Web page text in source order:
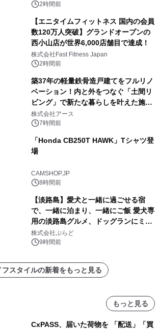
2時間前
【エニタイムフィットネス 国内の会員
数120万人突破】グランドオープンの
西小山店が世界6,000店舗目で達成！
株式会社Fast Fitness Japan
2時間前
築37年の軽量鉄骨造戸建てをフルリノ
ベーション！内と外をつなぐ「土間リ
ビング」で新たな暮らしを叶えた施工
事例を株式会社アースが公開
株式会社アース
7時間前
「Honda CB250T HAWK」Tシャツ登
場
CAMSHOP.JP
8時間前
【淡路島】愛犬と一緒に過ごせる宿
で、一緒に泊まり、一緒にご飯 愛犬専
用の淡路島グルメ、ドッグランにミニ
プール グランピングとトレーラーハウ
スの2施設で
株式会社ぷらど
9時間前
フスタイルの新着をもっと見る
もっと見る
CxPASS、届いた荷物を 「配送」「買